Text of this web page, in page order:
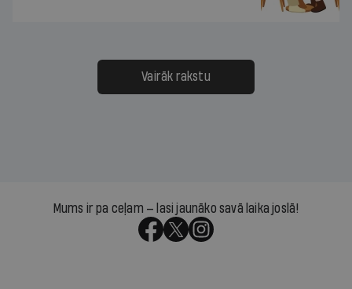
Vairāk rakstu
Mums ir pa ceļam — lasi jaunāko savā laika joslā!